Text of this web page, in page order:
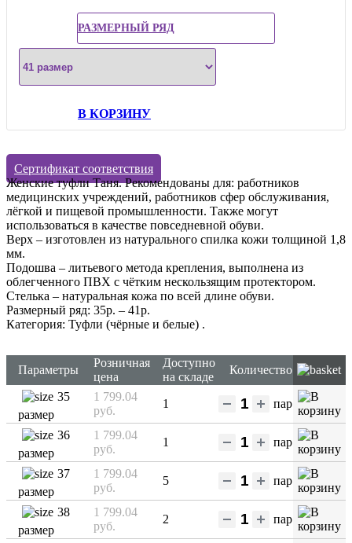
РАЗМЕРНЫЙ РЯД
В КОРЗИНУ
Сертификат соответствия
Женские туфли Таня. Рекомендованы для: работников
медицинских учреждений, работников сфер обслуживания,
лёгкой и пищевой промышленности. Также могут
использоваться в качестве повседневной обуви.
Верх – изготовлен из натурального спилка кожи толщиной 1,8
мм.
Подошва – литьевого метода крепления, выполнена из
облегченного ПВХ с чётким нескользящим протектором.
Стелька – натуральная кожа по всей длине обуви.
Размерный ряд: 35р. – 41р.
Категория: Туфли (чёрные и белые) .
Параметры
Розничная
цена
Доступно
на складе
Количество
35
размер
1 799.04
руб.
1 пар
36
размер
1 799.04
руб.
1 пар
37
размер
1 799.04
руб.
5 пар
38
размер
1 799.04
руб.
2 пар